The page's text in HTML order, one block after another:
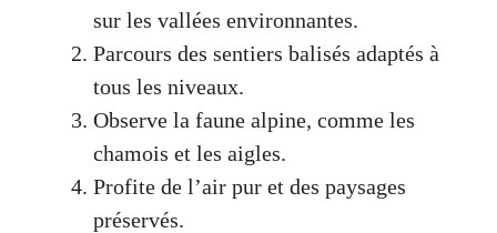
sur les vallées environnantes.
Parcours des sentiers balisés adaptés à
tous les niveaux.
Observe la faune alpine, comme les
chamois et les aigles.
Profite de l’air pur et des paysages
préservés.